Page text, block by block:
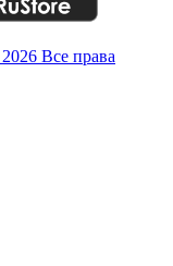
Все права